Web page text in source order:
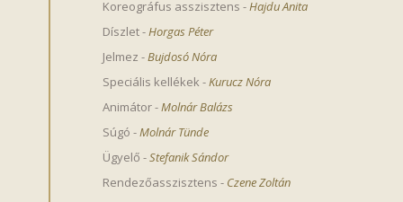
Koreográfus asszisztens -Hajdu Anita
Díszlet-Horgas Péter
Jelmez -Bujdosó Nóra
Speciális kellékek -Kurucz Nóra
Animátor-Molnár Balázs
Súgó -Molnár Tünde
Ügyelő -Stefanik Sándor
Rendezőasszisztens - Czene Zoltán